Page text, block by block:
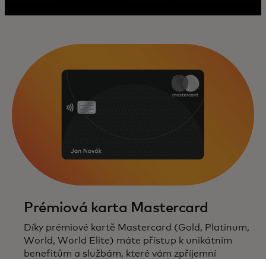
Prémiová karta Mastercard
Díky prémiové kartě Mastercard (Gold, Platinum,
World, World Elite) máte přístup k unikátním
benefitům a službám, které vám zpříjemní